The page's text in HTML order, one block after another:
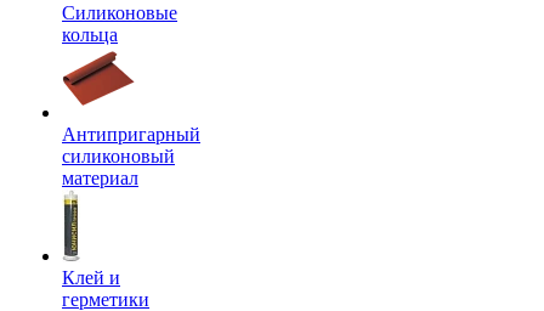
Силиконовые
кольца
Антипригарный
силиконовый
материал
Клей и
герметики